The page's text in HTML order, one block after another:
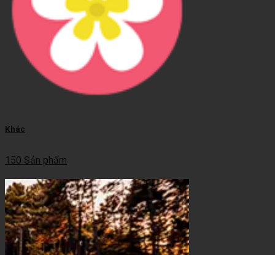
Khác
150 Sản phẩm